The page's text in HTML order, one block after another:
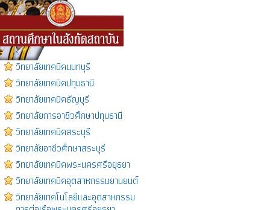
วิทยาลัยเทคนิคนนทบุรี
วิทยาลัยเทคนิคปทุมธานี
วิทยาลัยเทคนิคธัญบุรี
วิทยาลัยการอาชีวศึกษาปทุมธานี
วิทยาลัยเทคนิคสระบุรี
วิทยาลัยอาชีวศึกษาสระบุรี
วิทยาลัยเทคนิคพระนครศรีอยุธยา
วิทยาลัยเทคนิคอุตสาหกรรมยานยนต์
วิทยาลัยเทคโนโลยีเเละอุตสาหกรรม